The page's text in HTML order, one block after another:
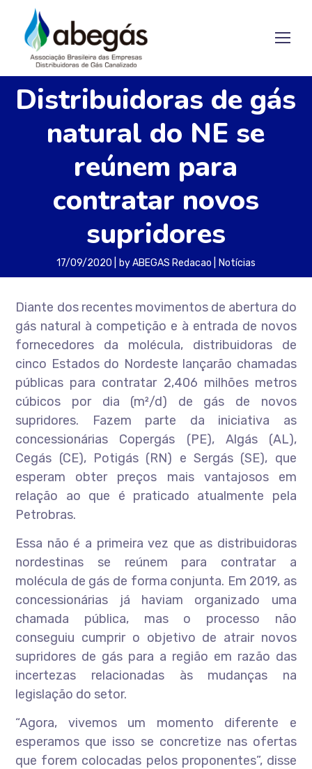
Distribuidoras de gás
natural do NE se
reúnem para
contratar novos
supridores
17/09/2020 byABEGAS Redacao Notícias
Diante dos recentes movimentos de abertura do
gás natural à competição e à entrada de novos
fornecedores da molécula, distribuidoras de
cinco Estados do Nordeste lançarão chamadas
públicas para contratar 2,406 milhões metros
cúbicos por dia (m²/d) de gás de novos
supridores. Fazem parte da iniciativa as
concessionárias Copergás (PE), Algás (AL),
Cegás (CE), Potigás (RN) e Sergás (SE), que
esperam obter preços mais vantajosos em
relação ao que é praticado atualmente pela
Petrobras.
Essa não é a primeira vez que as distribuidoras
nordestinas se reúnem para contratar a
molécula de gás de forma conjunta. Em 2019, as
concessionárias já haviam organizado uma
chamada pública, mas o processo não
conseguiu cumprir o objetivo de atrair novos
supridores de gás para a região em razão das
incertezas relacionadas às mudanças na
legislação do setor.
“Agora, vivemos um momento diferente e
esperamos que isso se concretize nas ofertas
que forem colocadas pelos proponentes”, disse